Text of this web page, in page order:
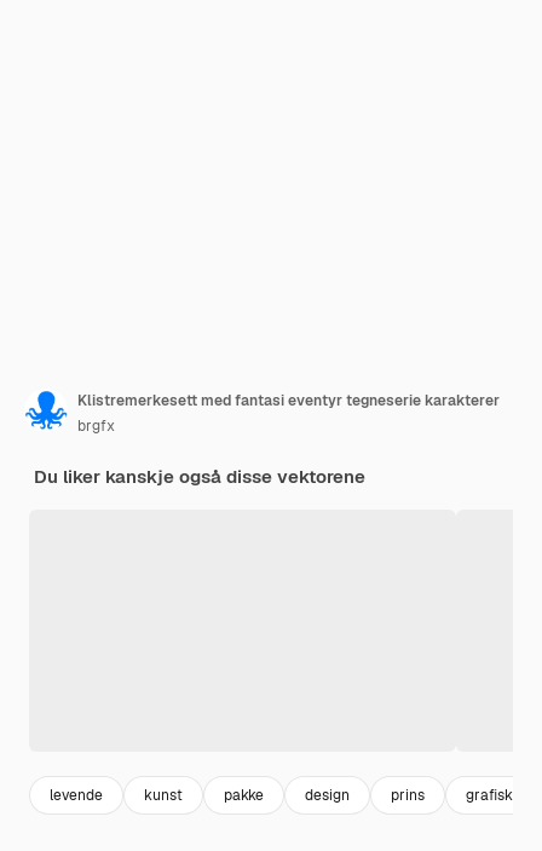
Klistremerkesett med fantasi eventyr tegneserie karakterer
brgfx
Du liker kanskje også disse vektorene
levende kunst pakke design prins grafisk